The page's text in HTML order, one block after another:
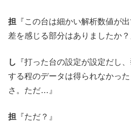
担 『この台は細かい解析数値が
差を感じる部分はありましたか？
し
『打った台の設定が設定だし
する程のデータは得られなかっ
さ。ただ…』
担 『ただ？』